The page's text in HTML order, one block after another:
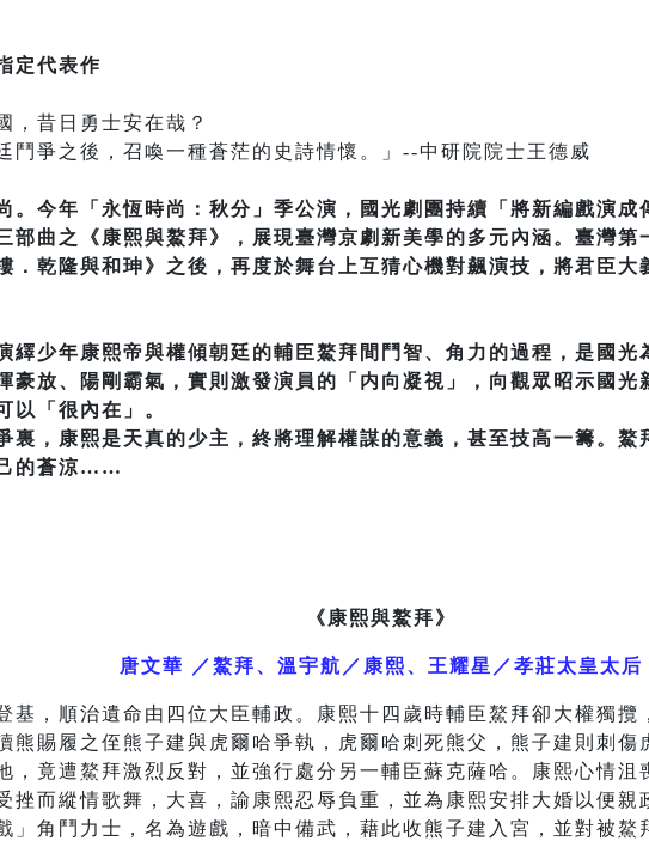
定代表作
，昔日勇士安在哉？
鬥爭之後，召喚一種蒼茫的史詩情懷。」--中研院院士王德威
。今年「永恆時尚：秋分」季公演，國光劇團持續「將新編戲演成
部曲之《康熙與鰲拜》，展現臺灣京劇新美學的多元內涵。臺灣第
．乾隆與和珅》之後，再度於舞台上互猜心機對飆演技，將君臣大
繹少年康熙帝與權傾朝廷的輔臣鰲拜間鬥智、角力的過程，是國
豪放、陽剛霸氣，實則激發演員的「内向凝視」，向觀眾昭示國光
以「很內在」。
裏，康熙是天真的少主，終將理解權謀的意義，甚至技高一籌。鰲
的蒼涼……
《康熙與鰲拜》
唐文華 ／鰲拜、溫宇航／康熙、王耀星／孝莊太皇太后
基，順治遺命由四位大臣輔政。康熙十四歲時輔臣鰲拜卻大權獨攬
熊賜履之侄熊子建與虎爾哈爭執，虎爾哈刺死熊父，熊子建則刺傷
，竟遭鰲拜激烈反對，並強行處分另一輔臣蘇克薩哈。康熙心情沮
挫而縱情歌舞，大喜，諭康熙忍辱負重，並為康熙安排大婚以便親
」角鬥力士，名為遊戲，暗中備武，藉此收熊子建入宮，並對被鰲